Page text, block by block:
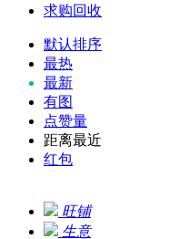
求购回收
默认排序
最热
最新
有图
点赞量
距离最近
红包
旺铺
生意